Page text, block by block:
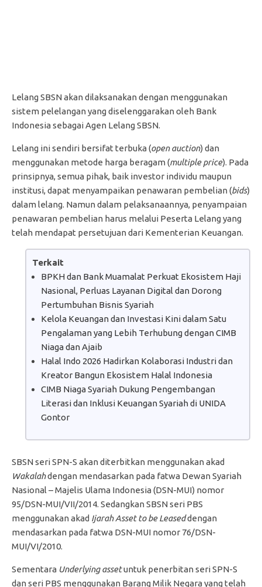
Lelang SBSN akan dilaksanakan dengan menggunakan
sistem pelelangan yang diselenggarakan oleh Bank
Indonesia sebagai Agen Lelang SBSN.
Lelang ini sendiri bersifat terbuka (open auction) dan
menggunakan metode harga beragam (multiple price). Pada
prinsipnya, semua pihak, baik investor individu maupun
institusi, dapat menyampaikan penawaran pembelian (bids)
dalam lelang. Namun dalam pelaksanaannya, penyampaian
penawaran pembelian harus melalui Peserta Lelang yang
telah mendapat persetujuan dari Kementerian Keuangan.
Terkait
BPKH dan Bank Muamalat Perkuat Ekosistem Haji
Nasional, Perluas Layanan Digital dan Dorong
Pertumbuhan Bisnis Syariah
Kelola Keuangan dan Investasi Kini dalam Satu
Pengalaman yang Lebih Terhubung dengan CIMB
Niaga dan Ajaib
Halal Indo 2026 Hadirkan Kolaborasi Industri dan
Kreator Bangun Ekosistem Halal Indonesia
CIMB Niaga Syariah Dukung Pengembangan
Literasi dan Inklusi Keuangan Syariah di UNIDA
Gontor
SBSN seri SPN-S akan diterbitkan menggunakan akad
Wakalahdengan mendasarkan pada fatwa Dewan Syariah
Nasional – Majelis Ulama Indonesia (DSN-MUI) nomor
95/DSN-MUI/VII/2014. Sedangkan SBSN seri PBS
menggunakan akad Ijarah Asset to be Leaseddengan
mendasarkan pada fatwa DSN-MUI nomor 76/DSN-
MUI/VI/2010.
Sementara Underlying assetuntuk penerbitan seri SPN-S
dan seri PBS menggunakan Barang Milik Negara yang telah